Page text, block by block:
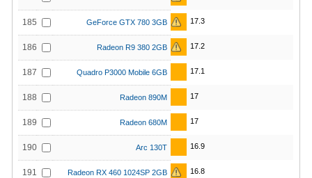
185 GeForce GTX 780 3GB 17.3
186 Radeon R9 380 2GB 17.2
187 Quadro P3000 Mobile 6GB 17.1
188 Radeon 890M 17
189 Radeon 680M 17
190 Arc 130T 16.9
191 Radeon RX 460 1024SP 2GB 16.8